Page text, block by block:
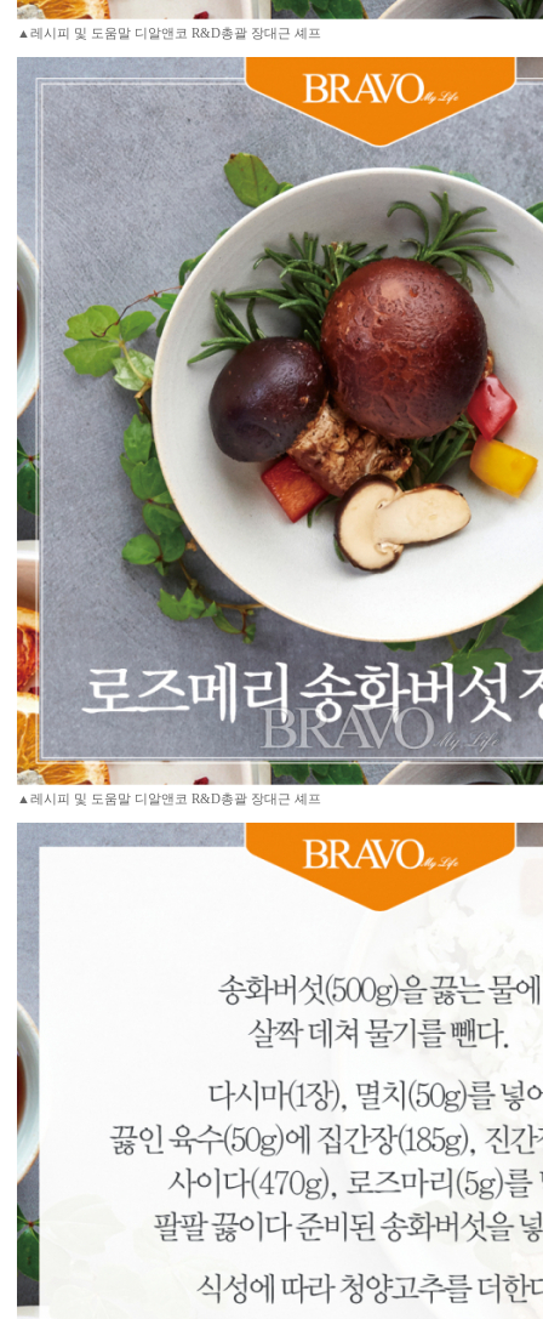
▲레시피 및 도움말 디알앤코 R&D총괄 장대근 셰프
▲레시피 및 도움말 디알앤코 R&D총괄 장대근 셰프